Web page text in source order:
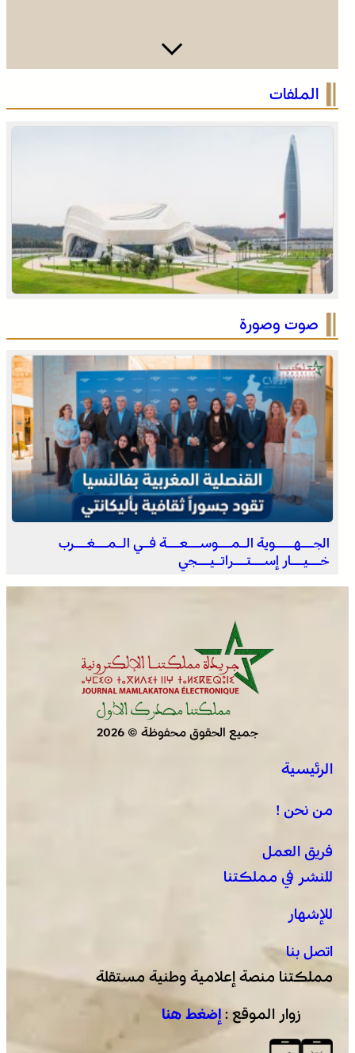
القوات المسلحة الملكية .. جاهزية عملياتية وتدخلات جوية
منسقة لمكافحة حرائق الغابات
الاحتفال باليوم الوطني للمغاربة المقيمين بالخارج تحت شعار
التعاون في مجال الهجرة .. إعادة القاصرين غير المرفوقين
مسألة مبدأ قائمة على التعليمات الملكية السامية (مصدر
الملفات
صوت وصورة
الجــهـــوية الـمــوســعــة فـي الـمــغــرب
خــيــار إســتــراتـيــجي
جميع الحقوق محفوظة © 2026
الرئيسية
من نحن !
فريق العمل
للنشر في مملكتنا
للإشهار
اتصل بنا
مملكتنا منصة إعلامية وطنية مستقلة
زوار الموقع : إضغط هنا